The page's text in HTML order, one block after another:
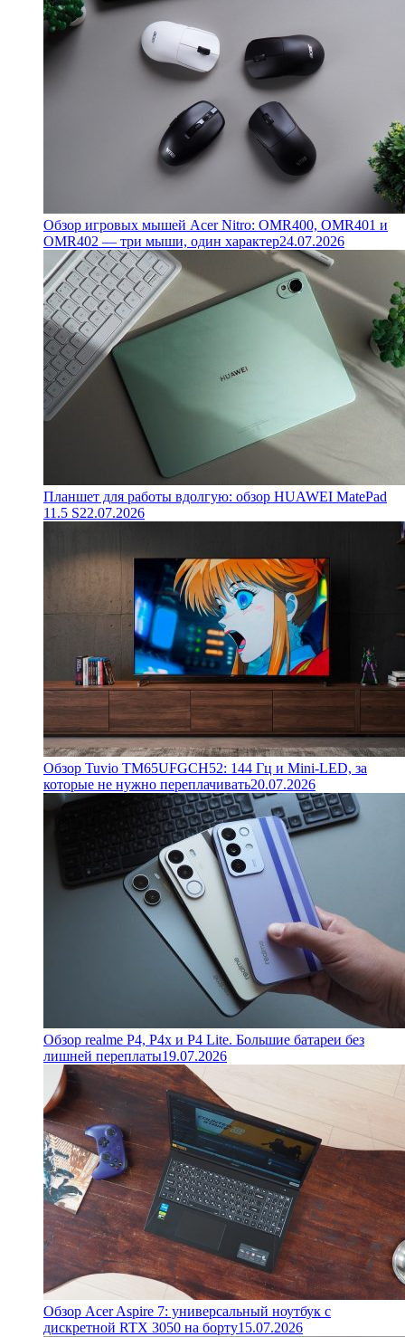
Обзор игровых мышей Acer Nitro: OMR400, OMR401 и
OMR402 — три мыши, один характер24.07.2026
Планшет для работы вдолгую: обзор HUAWEI MatePad
11.5 S22.07.2026
Обзор Tuvio TM65UFGCH52: 144 Гц и Mini-LED, за
которые не нужно переплачивать20.07.2026
Обзор realme P4, P4x и P4 Lite. Большие батареи без
лишней переплаты19.07.2026
Обзор Acer Aspire 7: универсальный ноутбук с
дискретной RTX 3050 на борту15.07.2026